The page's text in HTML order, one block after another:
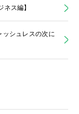
ス編】
シュレスの次に